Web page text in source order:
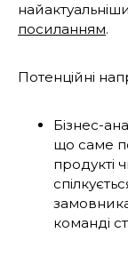
посиланням.
Потенційні
Бізнес-
що саме
продукті
команді